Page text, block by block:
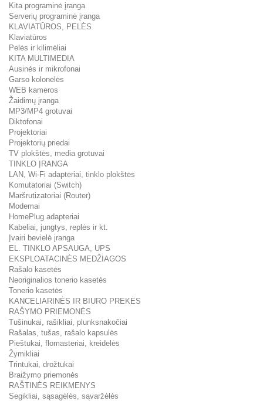
Kita programinė įranga
Serverių programinė įranga
KLAVIATŪROS, PELĖS
Klaviatūros
Pelės ir kilimėliai
KITA MULTIMEDIA
Ausinės ir mikrofonai
Garso kolonėlės
WEB kameros
Žaidimų įranga
MP3/MP4 grotuvai
Diktofonai
Projektoriai
Projektorių priedai
TV plokštės, media grotuvai
TINKLO ĮRANGA
LAN, Wi-Fi adapteriai, tinklo plokštės
Komutatoriai (Switch)
Maršrutizatoriai (Router)
Modemai
HomePlug adapteriai
Kabeliai, jungtys, replės ir kt.
Įvairi bevielė įranga
EL. TINKLO APSAUGA, UPS
EKSPLOATACINĖS MEDŽIAGOS
Rašalo kasetės
Neoriginalios tonerio kasetės
Tonerio kasetės
KANCELIARINĖS IR BIURO PREKĖS
RAŠYMO PRIEMONĖS
Tušinukai, rašikliai, plunksnakočiai
Rašalas, tušas, rašalo kapsulės
Pieštukai, flomasteriai, kreidelės
Žymikliai
Trintukai, drožtukai
Braižymo priemonės
RAŠTINĖS REIKMENYS
Segikliai, sąsagėlės, sąvaržėlės